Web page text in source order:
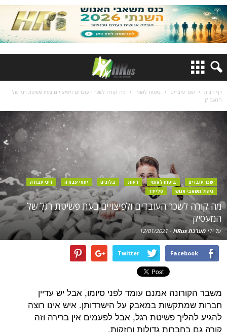
דף הבית שכר עובדים ביטוח לאומי
מה קורה לשכר העובדים ולפיצויים בעת פשיטת רגל של
המעסיק
שכר עובדים ביטוח לאומי דעות בלוגים יחסי עבודה
דיני עבודה
ניהול משאבי אנוש
סליידר
מה קורה לשכר העובדים ולפיצויים בעת פשיטת רגל של
המעסיק
על ידימערכת HRus -
12/01/2021
Facebook
Twitter
משבר הקורונה אמנם עומד לפני סיומו, אבל יש עדיין
חברות שמתקשות במאבק על הישרדותן. איש אינו רוצה
להגיע להליך פשיטת רגל, אבל לפעמים אין ברירה וזה
קורה גם בחברות גדולות וחזקות.